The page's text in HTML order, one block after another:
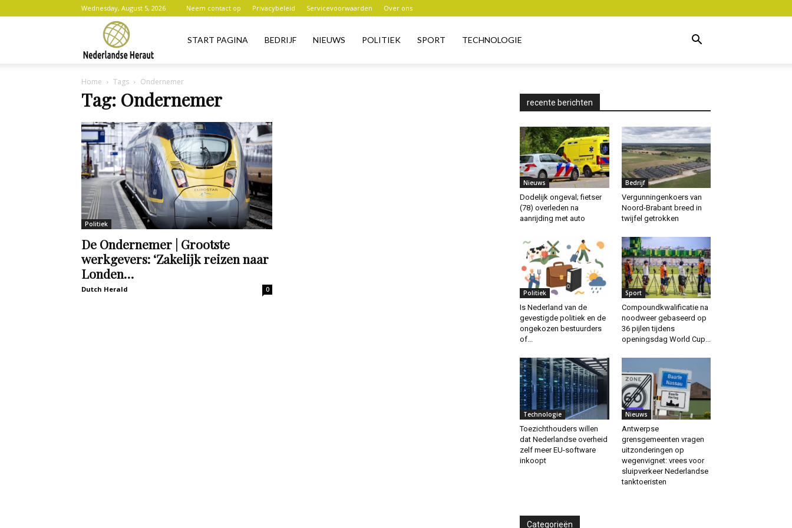
Wednesday, August 5, 2026 Neem contact op Privacybeleid Servicevoorwaarden Over ons
Nederlandse
Heraut
START PAGINA BEDRIJF NIEUWS POLITIEK SPORT TECHNOLOGIE
Home Tags Ondernemer
Tag: Ondernemer
Politiek
De Ondernemer | Grootste
werkgevers: ‘Zakelijk reizen naar
Londen…
Dutch Herald 0
recente berichten
Nieuws
Dodelijk ongeval; fietser
(78) overleden na
aanrijding met auto
Bedrijf
Vergunningenkoers van
Noord-Brabant breed in
twijfel getrokken
Politiek
Is Nederland van de
gevestigde politiek en de
ongekozen bestuurders
of...
Sport
Compoundkwalificatie na
noodweer gebaseerd op
36 pijlen tijdens
openingsdag World Cup...
Technologie
Toezichthouders willen
dat Nederlandse overheid
zelf meer EU-software
inkoopt
Nieuws
Antwerpse
grensgemeenten vragen
uitzonderingen op
wegenvignet: vrees voor
sluipverkeer Nederlandse
tanktoeristen
Categorieën